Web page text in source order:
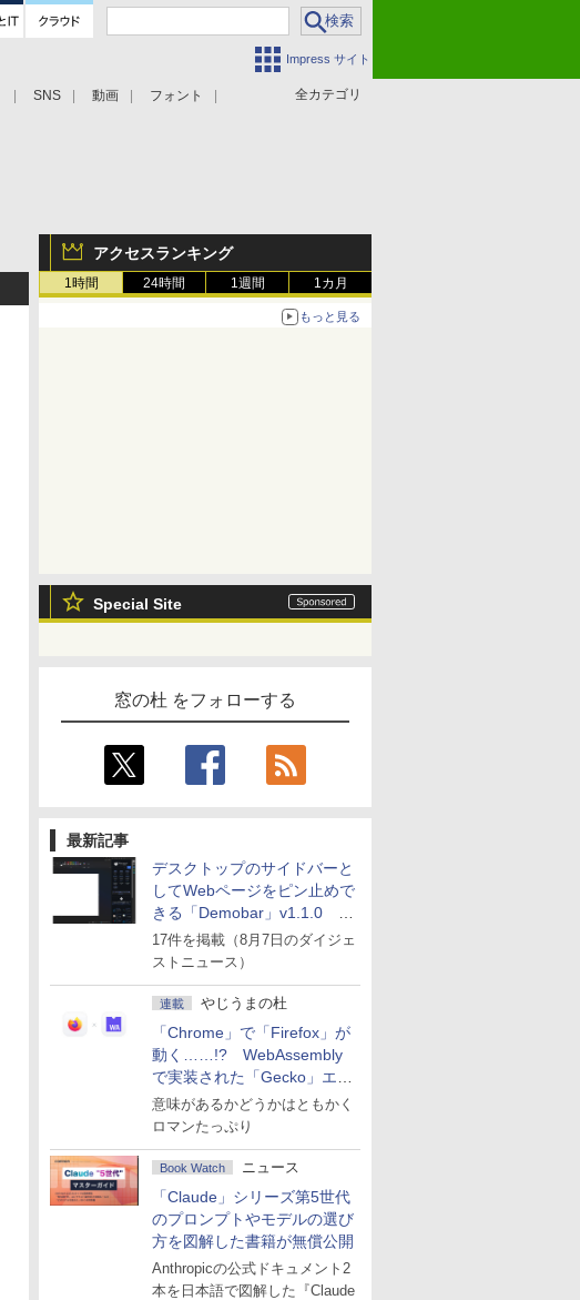
Impress サイト
全カテゴリ
SNS 動画 フォント
アクセスランキング
1時間 24時間 1週間 1カ月
もっと見る
Special Site
窓の杜 をフォローする
最新記事
デスクトップのサイドバーと
してWebページをピン止めで
きる「Demobar」v1.1.0 ほ
か
17件を掲載（8月7日のダイジェ
ストニュース）
連載 やじうまの杜
「Chrome」で「Firefox」が
動く……!? WebAssembly
で実装された「Gecko」エン
ジン
意味があるかどうかはともかく
ロマンたっぷり
Book Watch ニュース
「Claude」シリーズ第5世代
のプロンプトやモデルの選び
方を図解した書籍が無償公開
Anthropicの公式ドキュメント2
本を日本語で図解した『Claude